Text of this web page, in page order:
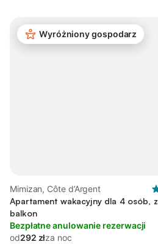
Wyróżniony gospodarz
Mimizan, Côte d’Argent
Apartament wakacyjny dla 4 osób, z
balkon
Bezpłatne anulowanie rezerwacji
od292 złza noc